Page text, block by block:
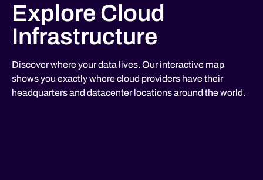
Explore Cloud
Infrastructure
Discover where your data lives. Our interactive map
shows you exactly where cloud providers have their
headquarters and datacenter locations around the world.